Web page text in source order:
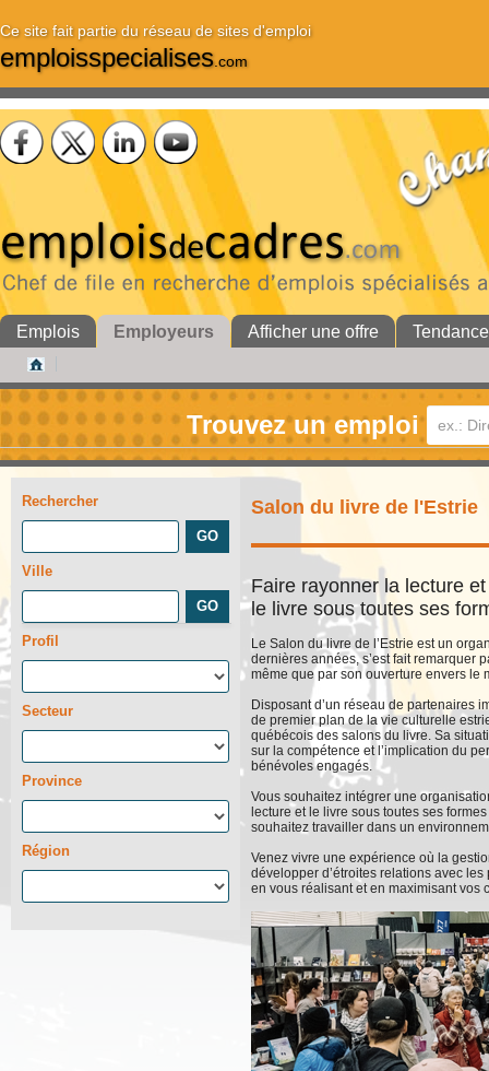
Ce site fait partie du réseau de sites d'emploi
emploisspecialises.com
Emplois Employeurs Afficher une offre
Trouvez un emploi
Rechercher
Ville
Profil
Secteur
Province
Région
Salon du livre de l'Estrie
Faire rayonner la lecture et
le livre sous toutes ses
Le Salon du livre de l’Estrie est un
dernières années, s’est fait remarquer
même que par son ouverture envers le
Disposant d’un réseau de partenaires
de premier plan de la vie culturelle
québécois des salons du livre. Sa
sur la compétence et l’implication du
bénévoles engagés.
Vous souhaitez intégrer une
lecture et le livre sous toutes ses
souhaitez travailler dans un
Venez vivre une expérience où la
développer d’étroites relations avec
en vous réalisant et en maximisant vos